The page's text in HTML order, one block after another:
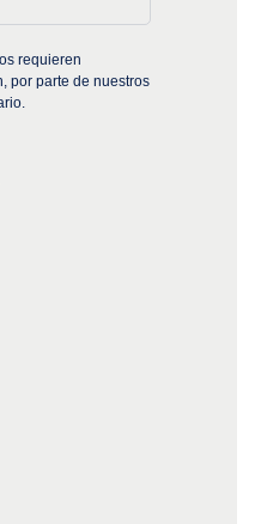
requieren
por parte de nuestros